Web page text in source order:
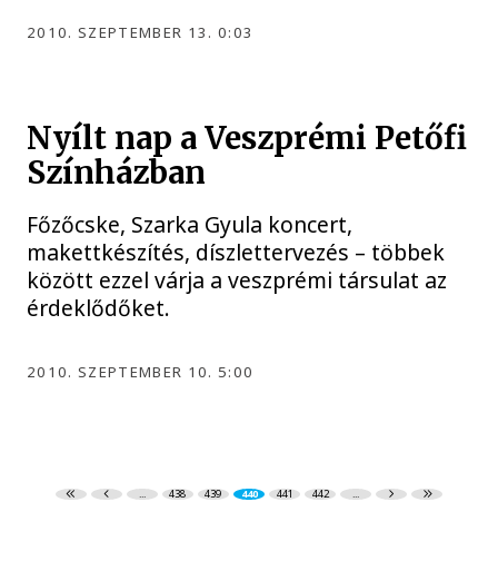
2010. SZEPTEMBER 13. 0:03
Nyílt nap a Veszprémi Petőfi
Színházban
Főzőcske, Szarka Gyula koncert,
makettkészítés, díszlettervezés – többek
között ezzel várja a veszprémi társulat az
érdeklődőket.
2010. SZEPTEMBER 10. 5:00
... 438 439 440 441 442 ...